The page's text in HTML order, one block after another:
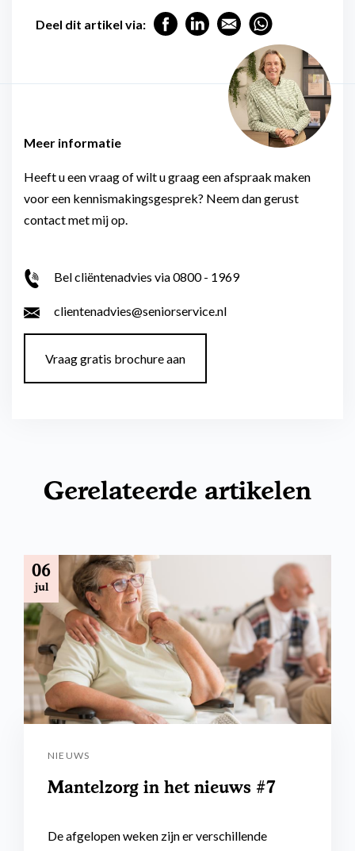
Deel dit artikel via:
Meer informatie
Heeft u een vraag of wilt u graag een afspraak maken
voor een kennismakingsgesprek? Neem dan gerust
contact met mij op.
Bel cliëntenadvies via 0800 - 1969
clientenadvies@seniorservice.nl
Vraag gratis brochure aan
Gerelateerde artikelen
06
jul
NIEUWS
Mantelzorg in het nieuws #7
De afgelopen weken zijn er verschillende